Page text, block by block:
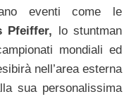
eventi come le
Pfeiffer, lo stuntman
mondiali ed
nell’area esterna
sua personalissima